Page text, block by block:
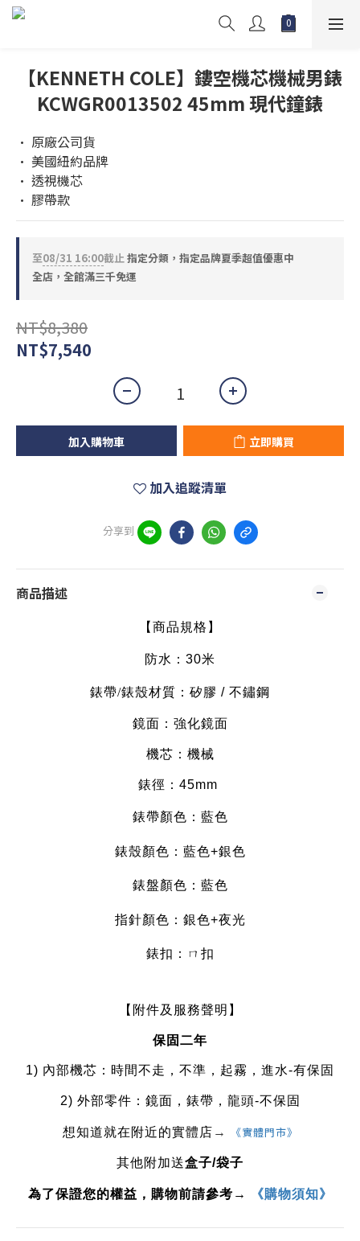
【KENNETH COLE】鏤空機芯機械男錶
KCWGR0013502 45mm 現代鐘錶
• 原廠公司貨
• 美國紐約品牌
• 透視機芯
• 膠帶款
至08/31 16:00截止指定分類，指定品牌夏季超值優惠中
全店，全館滿三千免運
NT$8,380
NT$7,540
加入購物車 立即購買
加入追蹤清單
分享到
商品描述
【商品規格】
防水：30米
錶帶/錶殼材質：矽膠 / 不鏽鋼
鏡面：強化鏡面
機芯：機械
錶徑：45mm
錶帶顏色：藍色
錶殼顏色：藍色+銀色
錶盤顏色：藍色
指針顏色：銀色+夜光
錶扣：ㄇ扣
【附件及服務聲明】
保固二年
1) 內部機芯：時間不走，不準，起霧，進水-有保固
2) 外部零件：鏡面，錶帶，龍頭-不保固
想知道就在附近的實體店 → 《實體門市》
其他附加送盒子/袋子
為了保證您的權益，購物前請參考→ 《購物須知》